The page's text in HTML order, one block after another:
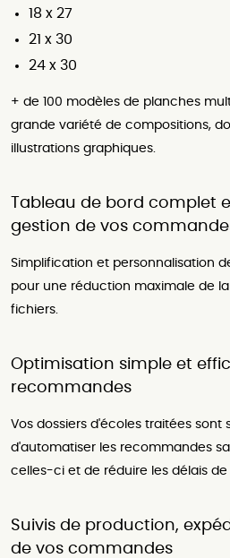
18 x 27
21 x 30
24 x 30
+ de 100 modèles de planches
grande variété de compositions,
illustrations graphiques.
Tableau de bord complet
gestion de vos
Simplification et personnalisation
pour une réduction maximale de
fichiers.
Optimisation simple et
recommandes
Vos dossiers d'écoles traitées sont
d'automatiser les recommandes
celles-ci et de réduire les délais de
Suivis de production,
de vos commandes